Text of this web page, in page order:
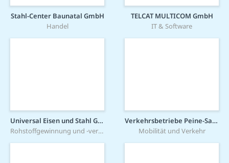
Stahl-Center Baunatal GmbH
Handel
TELCAT MULTICOM GmbH
IT & Software
Universal Eisen und Stahl GmbH
Rohstoffgewinnung und -verarbeitung
Verkehrsbetriebe Peine-Salzgitter GmbH
Mobilität und Verkehr